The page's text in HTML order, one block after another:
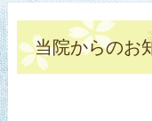
当院からのお